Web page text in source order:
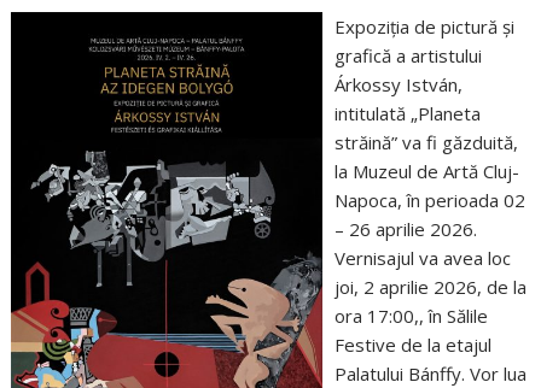
Expoziția de pictură și
grafică a artistului
Árkossy István,
intitulată „Planeta
străină” va fi găzduită,
la Muzeul de Artă Cluj-
Napoca, în perioada 02
– 26 aprilie 2026.
Vernisajul va avea loc
joi, 2 aprilie 2026, de la
ora 17:00,, în Sălile
Festive de la etajul
Palatului Bánffy. Vor lua